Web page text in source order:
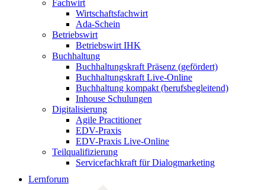
Fachwirt
Wirtschaftsfachwirt
Ada-Schein
Betriebswirt
Betriebswirt IHK
Buchhaltung
Buchhaltungskraft Präsenz (gefördert)
Buchhaltungskraft Live-Online
Buchhaltung kompakt (berufsbegleitend)
Inhouse Schulungen
Digitalisierung
Agile Practitioner
EDV-Praxis
EDV-Praxis Live-Online
Teilqualifizierung
Servicefachkraft für Dialogmarketing
Lernforum